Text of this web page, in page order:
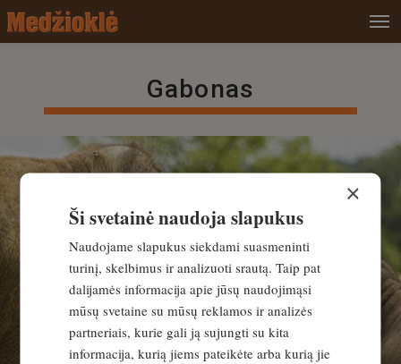
Gabonas
×
Ši svetainė naudoja slapukus
Naudojame slapukus siekdami suasmeninti
turinį, skelbimus ir analizuoti srautą. Taip pat
dalijamės informacija apie jūsų naudojimąsi
mūsų svetaine su mūsų reklamos ir analizės
partneriais, kurie gali ją sujungti su kita
informacija, kurią jiems pateikėte arba kurią jie